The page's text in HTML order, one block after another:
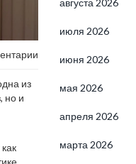
из
но и
августа 2026
июля 2026
июня 2026
мая 2026
апреля 2026
марта 2026